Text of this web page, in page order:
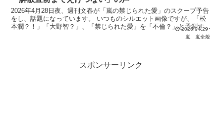
2026年4月28日夜、週刊文春が「嵐の禁じられた愛」のスクープ予告
をし、話題になっています。 いつものシルエット画像ですが、「松
本潤？！」「大野智？」、「禁じられた愛」を「不倫？」と予測する
2026.04.29
嵐
嵐全般
スポンサーリンク